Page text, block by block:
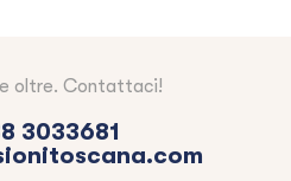
oltre. Contattaci!
3033681